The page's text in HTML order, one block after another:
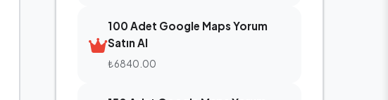
100 Adet Google Maps Yorum
Satın Al
₺6840.00